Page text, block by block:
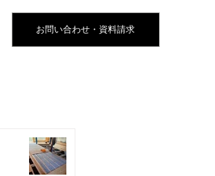
お問い合わせ・資料請求